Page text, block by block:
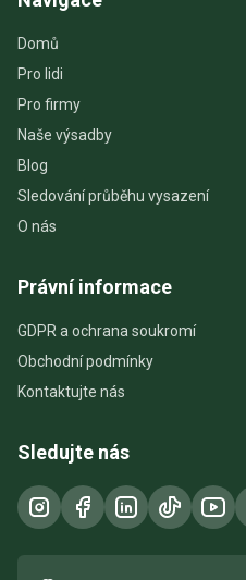
Domů
Pro lidi
Pro firmy
Naše výsadby
Blog
Sledování průběhu vysazení
O nás
Právní informace
GDPR a ochrana soukromí
Obchodní podmínky
Kontaktujte nás
Sledujte nás